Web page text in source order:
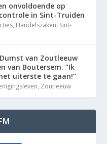
onvoldoende op
in Sint-Truiden
, Handelszaken, Sint-
van Zoutleeuw
van Boutersem. “Ik
uiterste te gaan!”
, Zoutleeuw